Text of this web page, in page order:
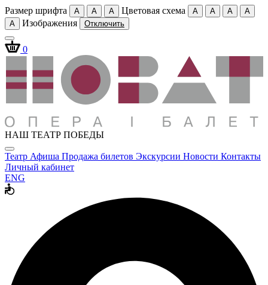
Размер шрифта A A A Цветовая схема A A A
A
A
Изображения Отключить
0
НАШ ТЕАТР ПОБЕДЫ
Театр Афиша Продажа билетов Экскурсии Новости Контакты
Личный кабинет
ENG